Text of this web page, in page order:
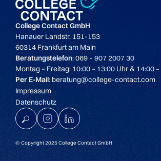
College Contact GmbH
Hanauer Landstr. 151-153
60314 Frankfurt am Main
Beratungstelefon: 069 – 907 2007 30
Montag – Freitag: 10:00 – 13:00 Uhr & 14:00
Per E-Mail: beratung@college-contact.com
Impressum
Datenschutz
© Copyright 2025 College Contact GmbH